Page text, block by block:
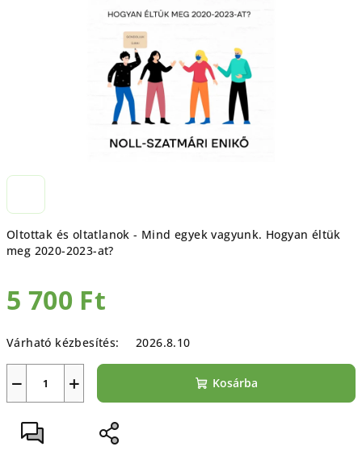
Oltottak és oltatlanok - Mind egyek vagyunk. Hogyan éltük
meg 2020-2023-at?
5 700 Ft
Várható kézbesítés:
2026.8.10
+
− Kosárba